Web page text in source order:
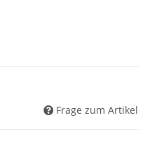
Frage zum Artikel